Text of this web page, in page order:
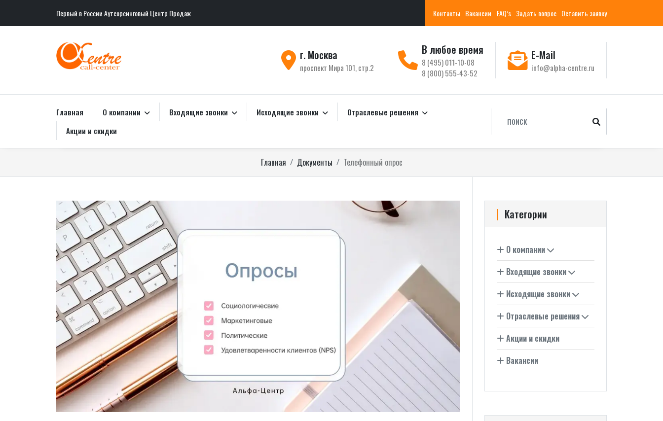
Первый в России Аутсорсинговый Центр Продаж Контакты Вакансии FAQ’s Задать вопрос Оставить заявку
г. Москва
проспект Мира 101, стр.2
В любое время
8 (495) 011-10-08
8 (800) 555-43-52
E-Mail
info@alpha-centre.ru
Главная О компании Входящие звонки Исходящие звонки
Отраслевые решения
Акции и скидки
Главная Документы Телефонный опрос
Категории
О компании
Входящие звонки
Исходящие звонки
Отраслевые решения
Акции и скидки
Вакансии